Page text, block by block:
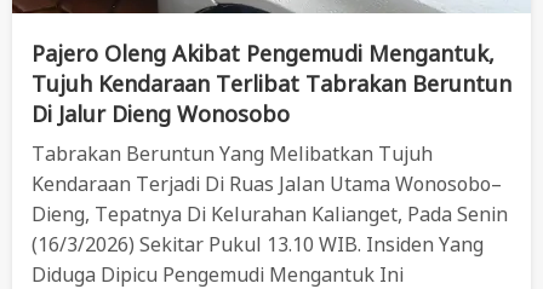
Pajero Oleng Akibat Pengemudi Mengantuk,
Tujuh Kendaraan Terlibat Tabrakan Beruntun
Di Jalur Dieng Wonosobo
Tabrakan Beruntun Yang Melibatkan Tujuh
Kendaraan Terjadi Di Ruas Jalan Utama Wonosobo–
Dieng, Tepatnya Di Kelurahan Kalianget, Pada Senin
(16/3/2026) Sekitar Pukul 13.10 WIB. Insiden Yang
Diduga Dipicu Pengemudi Mengantuk Ini